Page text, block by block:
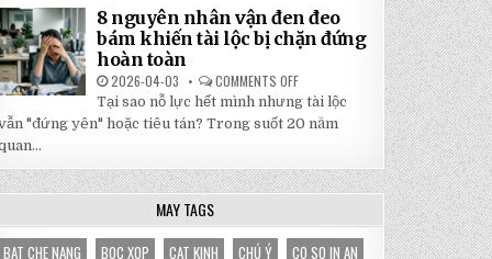
SÁCH
THỌ
KHANG
BẢO
ĐỔI
HOÀN
TOÀN
8 nguyên nhân vận đen đeo
bám khiến tài lộc bị chặn đứng
hoàn toàn
2026-04-03 COMMENTS OFF
NGUYÊN
NHÂN
VẬN
BÁM
KHIẾN
TÀI
BỊ
CHẶN
ĐỨNG
Tại sao nỗ lực hết mình nhưng tài lộc
"đứng yên" hoặc tiêu tán? Trong suốt 20 năm
MAY TAGS
BAT CHE NANG BOC XOP CAT KINH CHÚ Ý
CO SO IN AN